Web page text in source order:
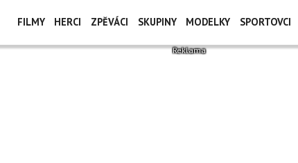
FILMY HERCI ZPĚVÁCI SKUPINY MODELKY SPORTOVCI